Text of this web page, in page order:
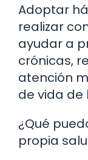
Adoptar
realizar
ayudar a
crónicas,
atención
de vida de
¿Qué
propia